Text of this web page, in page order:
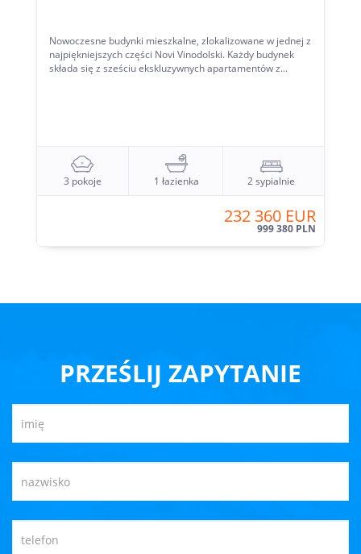
Nowoczesne budynki mieszkalne, zlokalizowane w jednej z
najpiękniejszych części Novi Vinodolski. Każdy budynek
składa się z sześciu ekskluzywnych apartamentów z...
3 pokoje 1 łazienka 2 sypialnie
232 360 EUR
999 380 PLN
PRZEŚLIJ ZAPYTANIE